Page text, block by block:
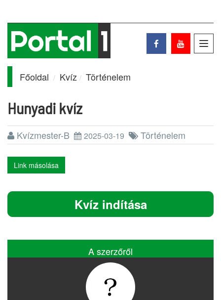
Főoldal Kvíz Történelem
Hunyadi kvíz
Kvízmester-B 2025-03-19 Történelem
Link másolása
Kvíz indítása
A szerzőről